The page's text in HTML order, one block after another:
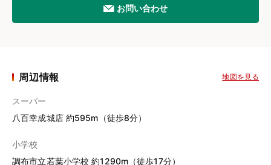
お問い合わせ
周辺情報 地図を見る
スーパー
八百幸成城店 約595m（徒歩8分）
小学校
調布市立若葉小学校 約1290m（徒歩17分）